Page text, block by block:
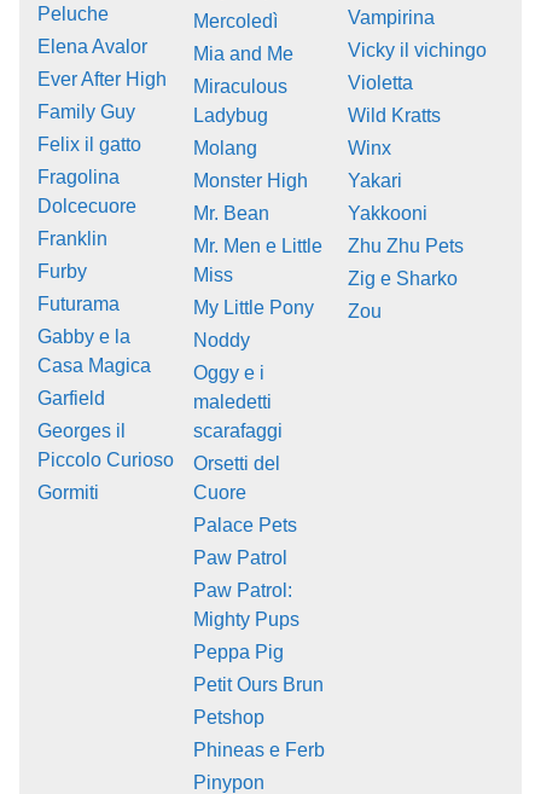
Peluche
Elena Avalor
Ever After High
Family Guy
Felix il gatto
Fragolina
Dolcecuore
Franklin
Furby
Futurama
Gabby e la
Casa Magica
Garfield
Georges il
Piccolo Curioso
Gormiti
Mercoledì
Mia and Me
Miraculous
Ladybug
Molang
Monster High
Mr. Bean
Mr. Men e Little
Miss
My Little Pony
Noddy
Oggy e i
maledetti
scarafaggi
Orsetti del
Cuore
Palace Pets
Paw Patrol
Paw Patrol:
Mighty Pups
Peppa Pig
Petit Ours Brun
Petshop
Phineas e Ferb
Pinypon
Vampirina
Vicky il vichingo
Violetta
Wild Kratts
Winx
Yakari
Yakkooni
Zhu Zhu Pets
Zig e Sharko
Zou